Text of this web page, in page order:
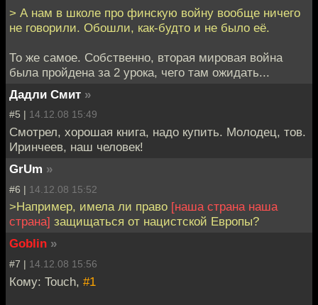
> А нам в школе про финскую войну вообще ничего
не говорили. Обошли, как-будто и не было её.
То же самое. Собственно, вторая мировая война
была пройдена за 2 урока, чего там ожидать...
Дадли Смит »
#5 | 14.12.08 15:49
Смотрел, хорошая книга, надо купить. Молодец, тов.
Иринчеев, наш человек!
GrUm »
#6 | 14.12.08 15:52
>Например, имела ли право [наша страна наша
страна] защищаться от нацистской Европы?
Goblin »
#7 | 14.12.08 15:56
Кому: Touch, #1